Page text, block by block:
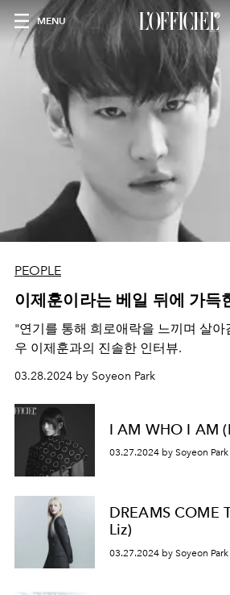
MENU
PEOPLE
이제훈이라는 베일 뒤에 가득
"연기를 통해 희로애락을 느끼며 살아
우 이제훈과의 진솔한 인터뷰.
03.28.2024 by Soyeon Park
I AM WHO I AM
03.27.2024 by Soyeon Park
DREAMS COME
Liz)
03.27.2024 by Soyeon Park